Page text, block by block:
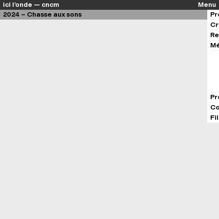
ici l’onde — cncm
Menu
2024 – Chasse aux sons